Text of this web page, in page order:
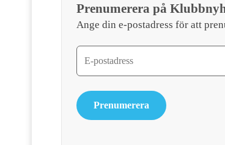
Prenumerera på
Ange din e-postadress för att
Prenumerera